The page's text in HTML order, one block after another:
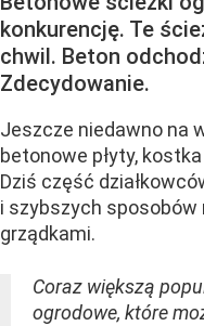
konkurencję. Te
chwil. Beton
Zdecydowanie.
Jeszcze niedawno na
betonowe płyty,
Dziś część
i szybszych sposobów
grządkami.
Coraz większą
ogrodowe, które